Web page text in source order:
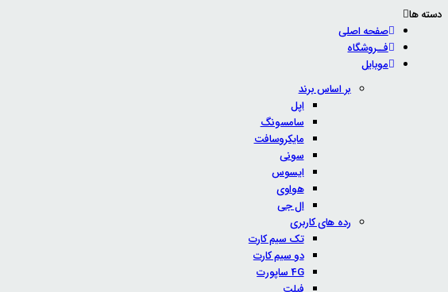
دسته ها
صفحه اصلی
فــروشگاه
موبایل
بر اساس برند
اپل
سامسونگ
مایکروسافت
سونی
ایسوس
هواوی
ال جی
رده های کاربری
تک سیم کارت
دو سیم کارت
4G ساپورت